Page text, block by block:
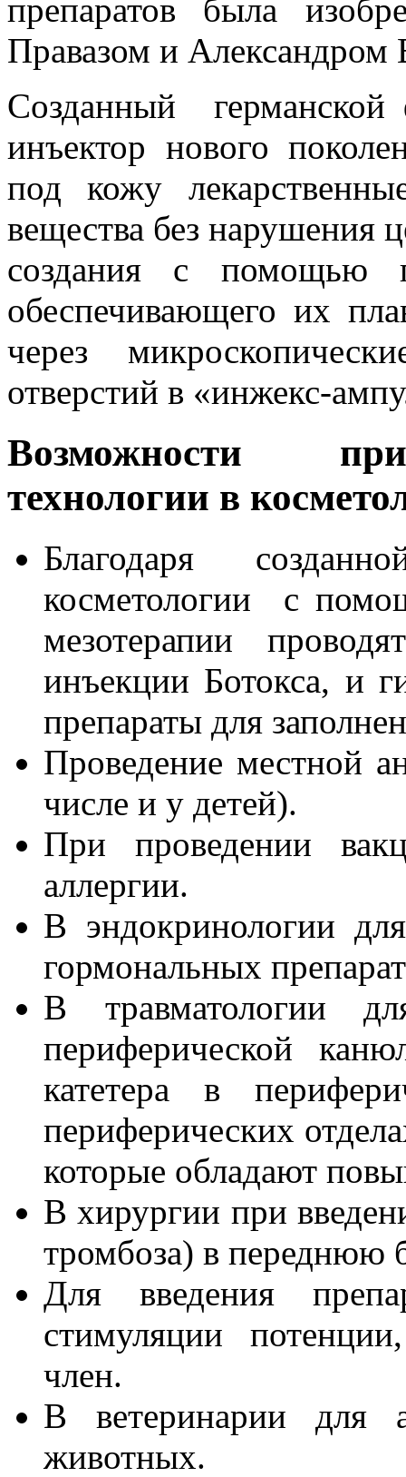
препаратов была
Правазом и Александром
Созданный германской
инъектор нового
под кожу
вещества без нарушения
создания с помощью
обеспечивающего их
через
отверстий в «инжекс-
Возможности
технологии в
Благодаря
косметологии с
мезотерапии
инъекции Ботокса, и
препараты для
Проведение местной
числе и у детей).
При проведении
аллергии.
В эндокринологии
гормональных
В травматологии
периферической
катетера в
периферических
которые обладают
В хирургии при
тромбоза) в переднюю
Для введения
стимуляции
член.
В ветеринарии для
животных.